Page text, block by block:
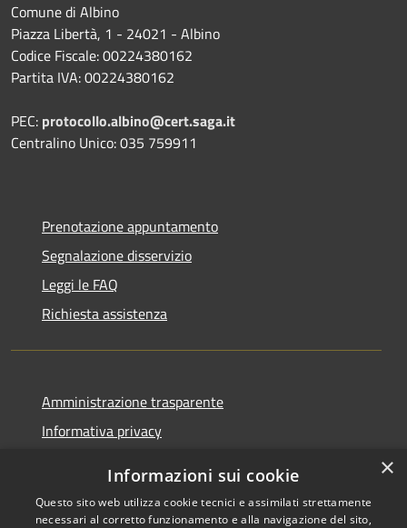
Comune di Albino
Piazza Libertà, 1 - 24021 - Albino
Codice Fiscale: 00224380162
Partita IVA: 00224380162
PEC: protocollo.albino@cert.saga.it
Centralino Unico: 035 759911
Prenotazione appuntamento
Segnalazione disservizio
Leggi le FAQ
Richiesta assistenza
Amministrazione trasparente
Informativa privacy
Dichiarazione di accessibilità
×
Informazioni sui cookie
Questo sito web utilizza cookie tecnici e assimilati strettamente
necessari al corretto funzionamento e alla navigazione del sito,